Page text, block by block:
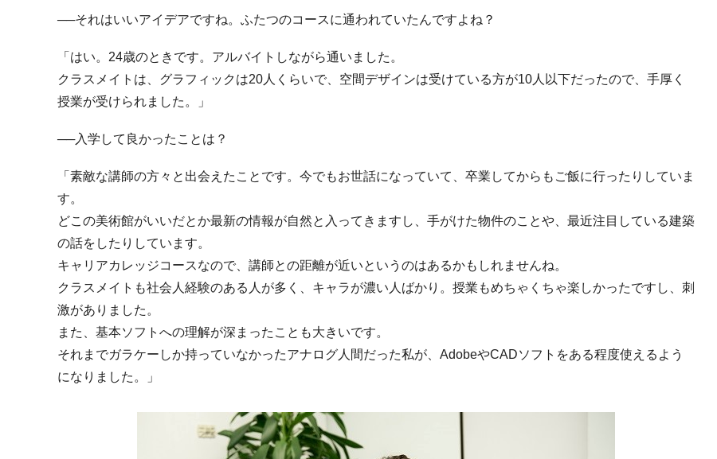
──それはいいアイデアですね。ふたつのコースに通われていたんですよね？
「はい。 24歳のときです。アルバイトしながら通いました。
クラスメイトは、グラフィックは20人くらいで、空間デザインは受けている方が10人以下だったので、手厚く
授業が受けられました。」
──入学して良かったことは？
「素敵な講師の方々と出会えたことです。今でもお世話になっていて、卒業してからもご飯に行ったりしていま
す。
どこの美術館がいいだとか最新の情報が自然と入ってきますし、手がけた物件のことや、最近注目している建築
の話をしたりしています。
キャリアカレッジコースなので、講師との距離が近いというのはあるかもしれませんね。
クラスメイトも社会人経験のある人が多く、キャラが濃い人ばかり。授業もめちゃくちゃ楽しかったですし、刺
激がありました。
また、基本ソフトへの理解が深まったことも大きいです。
それまでガラケーしか持っていなかったアナログ人間だった私が、 AdobeやCADソフトをある程度使えるよう
になりました。」